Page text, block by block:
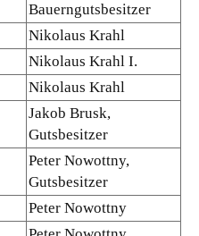
Bauerngutsbesitzer
Nikolaus Krahl
Nikolaus Krahl I.
Nikolaus Krahl
Jakob Brusk,
Gutsbesitzer
Peter Nowottny,
Gutsbesitzer
Peter Nowottny